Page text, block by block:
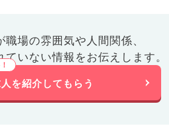
職場の雰囲気や人間関係、
いない情報をお伝えします。
を紹介してもらう